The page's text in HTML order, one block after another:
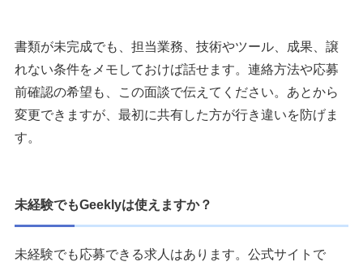
書類が未完成でも、担当業務、技術やツール、成果、譲
れない条件をメモしておけば話せます。連絡方法や応募
前確認の希望も、この面談で伝えてください。あとから
変更できますが、最初に共有した方が行き違いを防げま
す。
未経験でもGeeklyは使えますか？
未経験でも応募できる求人はあります。公式サイトで